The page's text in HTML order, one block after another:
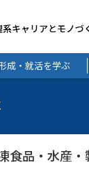
系キャリアとモノづ
成・就活を学ぶ
食品・水産